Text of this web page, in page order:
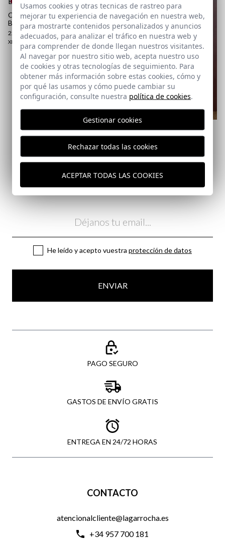
CAMISA CUADRO CLÁSICO |
BURGUNDY
22,95 € / 39,95 €
XL
REMATE de REBAJAS
LAURIER | CRUDO
24,95 € / 39,95 €
Suscríbete a nuestra Newsletter
He leído y acepto vuestra protección de datos
ENVIAR
PAGO SEGURO
GASTOS DE ENVÍO GRATIS
ENTREGA EN 24/72 HORAS
CONTACTO
atencionalcliente@lagarrocha.es
+34 957 700 181
Usamos cookies y otras tecnicas de rastreo para
mejorar tu experiencia de navegación en nuestra web,
para mostrarte contenidos personalizados y anuncios
adecuados, para analizar el tráfico en nuestra web y
para comprender de donde llegan nuestros visitantes.
Al navegar por nuestro sitio web, acepta nuestro uso
de cookies y otras tecnologías de seguimiento. Para
obtener más información sobre estas cookies, cómo y
por qué las usamos y cómo puede cambiar su
configuración, consulte nuestra política de cookies.
Gestionar cookies
Rechazar todas las cookies
ACEPTAR TODAS LAS COOKIES